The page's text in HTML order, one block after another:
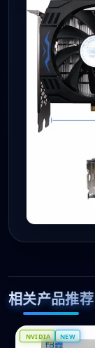
相关产品推荐
NVIDIA NEW